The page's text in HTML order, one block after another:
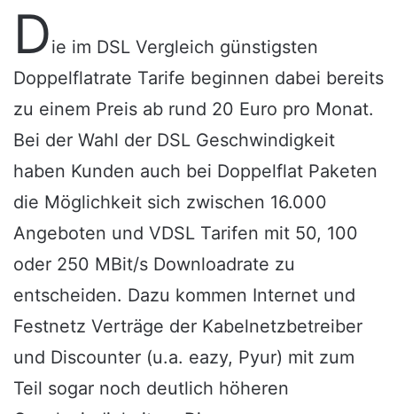
Die im DSL Vergleich günstigsten
Doppelflatrate Tarife beginnen dabei bereits
zu einem Preis ab rund 20 Euro pro Monat.
Bei der Wahl der DSL Geschwindigkeit
haben Kunden auch bei Doppelflat Paketen
die Möglichkeit sich zwischen 16.000
Angeboten und VDSL Tarifen mit 50, 100
oder 250 MBit/s Downloadrate zu
entscheiden. Dazu kommen Internet und
Festnetz Verträge der Kabelnetzbetreiber
und Discounter (u.a. eazy, Pyur) mit zum
Teil sogar noch deutlich höheren